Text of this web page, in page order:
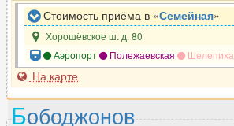
Стоимость приёма в «Семейная»
Хорошёвское ш. д. 80
Аэропорт
Полежаевская Шелепиха
На карте
Бободжонов